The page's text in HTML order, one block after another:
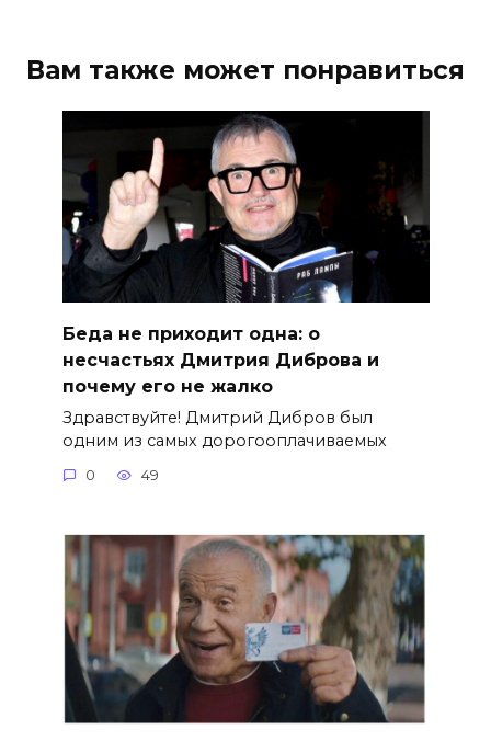
Вам также может понравиться
Беда не приходит одна: о
несчастьях Дмитрия Диброва и
почему его не жалко
Здравствуйте! Дмитрий Дибров был
одним из самых дорогооплачиваемых
0 49